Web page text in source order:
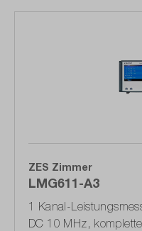
ZES Zimmer
LMG611-A3
1 Kanal-
DC 10 MHz,